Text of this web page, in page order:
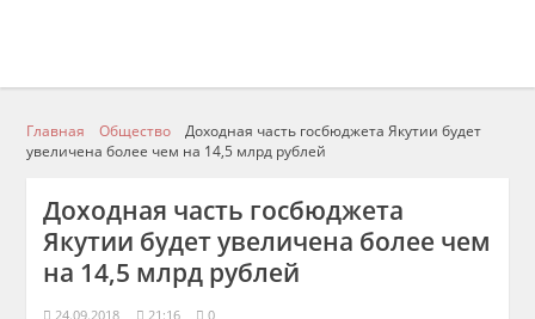
Главная Общество
Доходная часть госбюджета Якутии будет
увеличена более чем на 14,5 млрд рублей
Доходная часть госбюджета
Якутии будет увеличена более чем
на 14,5 млрд рублей
24.09.2018 21:16 0